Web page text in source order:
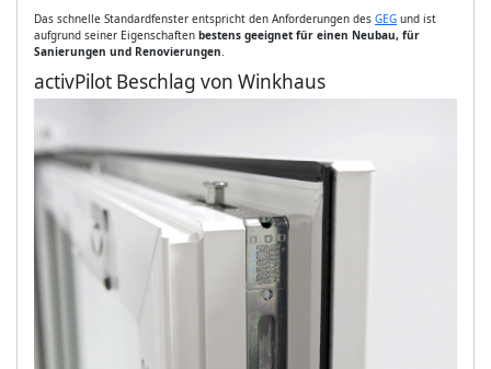
Das schnelle Standardfenster entspricht den Anforderungen des GEG und ist
aufgrund seiner Eigenschaften bestens geeignet für einen Neubau, für
Sanierungen und Renovierungen
activPilot Beschlag von Winkhaus